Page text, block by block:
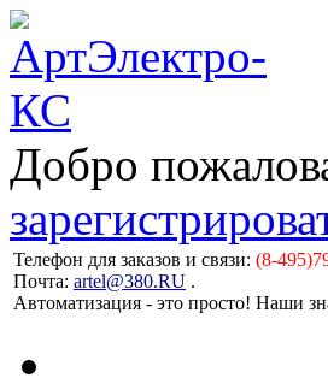
Добро
Телефон для заказов и связи: (8-
Почта: artel@380.RU .
Автоматизация - это просто! Наши